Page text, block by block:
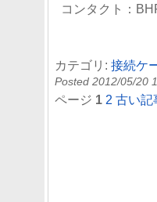
コンタクト：
カテゴリ: 接続ケ
Posted 2012/05/20
ページ 1 2 古い